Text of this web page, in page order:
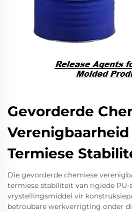
Gevorderde
Verenigbaarheid
Termiese
Die gevorderde chemiese
termiese stabiliteit van rigiede PU-
vrystellingsmiddel vir
betroubare werkverrigting onder